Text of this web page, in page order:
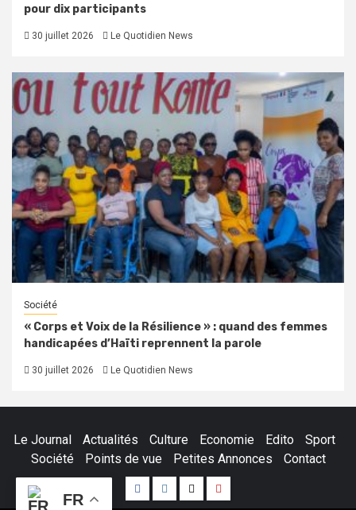
pour dix participants
30 juillet 2026 Le Quotidien News
Société
« Corps et Voix de la Résilience » : quand des femmes
handicapées d’Haïti reprennent la parole
30 juillet 2026 Le Quotidien News
Le Journal Actualités Culture Economie Edito
Sport
Société
Points de vue Petites Annonces Contact
FacebookInstagram
TwitterYoutube
FR